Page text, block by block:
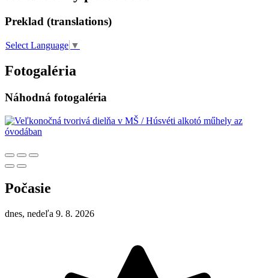
Preklad (translations)
Select Language ▼
Fotogaléria
Náhodná fotogaléria
Počasie
dnes, nedeľa 9. 8. 2026